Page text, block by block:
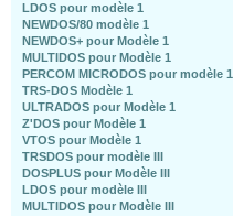
LDOS pour modèle 1
NEWDOS/80 modèle 1
NEWDOS+ pour Modèle 1
MULTIDOS pour Modèle 1
PERCOM MICRODOS pour modèle 1
TRS-DOS Modèle 1
ULTRADOS pour Modèle 1
Z'DOS pour Modèle 1
VTOS pour Modèle 1
TRSDOS pour modèle III
DOSPLUS pour Modèle III
LDOS pour modèle III
MULTIDOS pour Modèle III